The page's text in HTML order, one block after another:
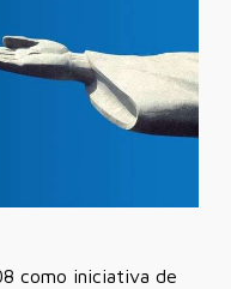
como iniciativa de